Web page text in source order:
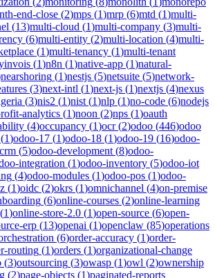
end-close (2)mps (1)mrp (6)mtd (1)multi-
(13)multi-cloud (1)multi-company (3)multi-
(6)multi-entity (2)multi-location (4)multi-
(1)multi-tenancy (1)multi-tenant
(1)n8n (1)native-app (1)natural-
nearshoring (1)nestjs (5)netsuite (5)network-
(3)next-intl (1)next-js (1)nextjs (4)nexus
(3)nis2 (1)nist (1)nlp (1)no-code (6)nodejs
analytics (1)noon (2)nps (1)oauth
(4)occupancy (1)ocr(2)odoo (446)odoo
(1)odoo-17 (1)odoo-18 (1)odoo-19 (16)odoo-
(5)odoo-development (8)odoo-
integration (1)odoo-inventory (5)odoo-iot
(4)odoo-modules (1)odoo-pos (1)odoo-
(1)oidc (2)okrs (1)omnichannel (4)on-premise
(6)online-courses (2)online-learning
(1)online-store-2.0 (1)open-source (6)open-
erp (13)openai (1)openclaw (85)operations
(6)order-accuracy (1)order-
routing (1)orders (1)organizational-change
(3)outsourcing (3)owasp (1)owl (2)ownership
(2)page-objects (1)paginated-reports